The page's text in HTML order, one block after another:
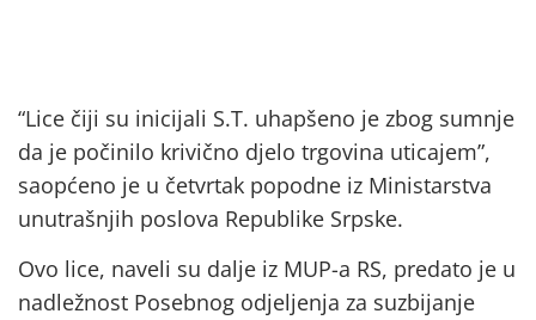
“Lice čiji su inicijali S.T. uhapšeno je zbog sumnje
da je počinilo krivično djelo trgovina uticajem”,
saopćeno je u četvrtak popodne iz Ministarstva
unutrašnjih poslova Republike Srpske.
Ovo lice, naveli su dalje iz MUP-a RS, predato je u
nadležnost Posebnog odjeljenja za suzbijanje